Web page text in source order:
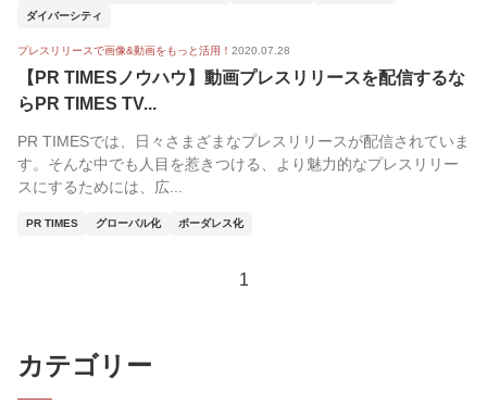
ダイバーシティ
プレスリリースで画像&動画をもっと活用！ 2020.07.28
【PR TIMESノウハウ】動画プレスリリースを配信するな
らPR TIMES TV...
PR TIMESでは、日々さまざまなプレスリリースが配信されていま
す。そんな中でも人目を惹きつける、より魅力的なプレスリリー
スにするためには、広...
PR TIMES グローバル化 ボーダレス化
1
カテゴリー